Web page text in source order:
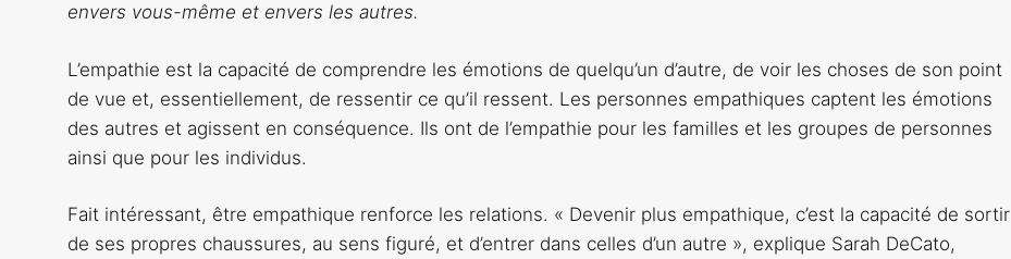
envers vous-même et envers les autres.
L’empathie est la capacité de comprendre les émotions de quelqu’un d’autre, de voir les choses de son point
de vue et, essentiellement, de ressentir ce qu’il ressent. Les personnes empathiques captent les émotions
des autres et agissent en conséquence. Ils ont de l’empathie pour les familles et les groupes de personnes
ainsi que pour les individus.
Fait intéressant, être empathique renforce les relations. « Devenir plus empathique, c’est la capacité de sortir
de ses propres chaussures, au sens figuré, et d’entrer dans celles d’un autre », explique Sarah DeCato,